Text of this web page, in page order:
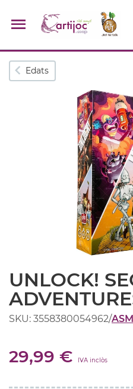
Cerques populars
trencaclosques
parquing
Edats
UNLOCK!
SKU: 3558380054962/
29,99 € IVA inclòs